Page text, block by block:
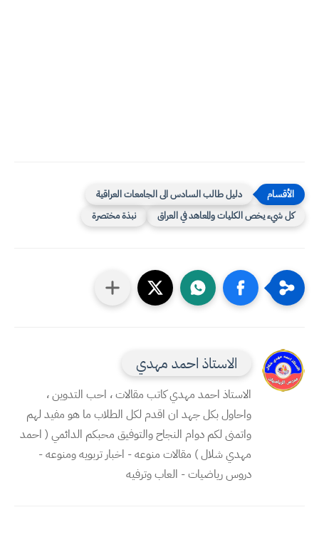
دليل طالب السادس الى الجامعات العراقية
كل شيء يخص الكليات والمعاهد في العراق
نبذة مختصرة
الاستاذ احمد مهدي
الاستاذ احمد مهدي كاتب مقالات ، احب التدوين ،
واحاول بكل جهد ان اقدم لكل الطلاب ما هو مفيد لهم
واتمنى لكم دوام النجاح والتوفيق محبكم الدائمي ( احمد
مهدي شلال ) مقالات منوعه - اخبار تربويه ومنوعه -
دروس رياضيات - العاب وترفيه